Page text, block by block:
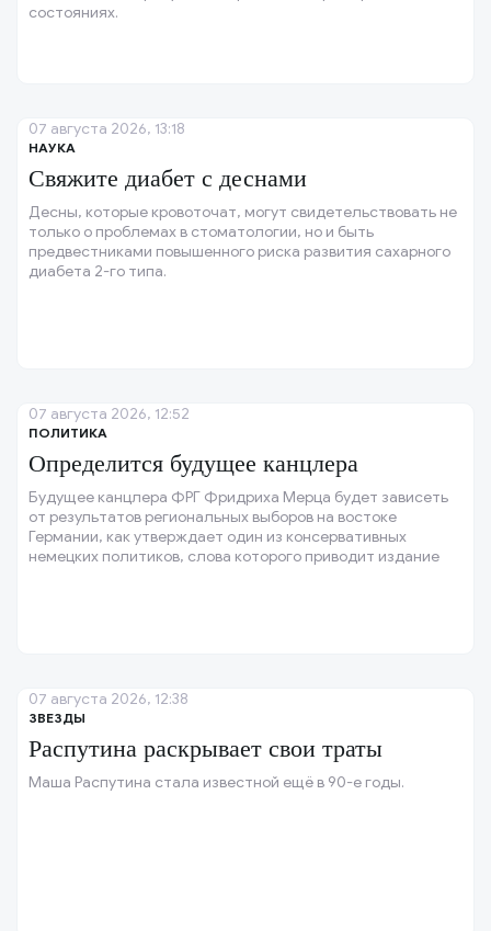
состояниях.
НАУКА
Свяжите диабет с деснами
Десны, которые кровоточат, могут свидетельствовать не
только о проблемах в стоматологии, но и быть
предвестниками повышенного риска развития сахарного
диабета 2-го типа.
07 августа 2026, 13:18
ПОЛИТИКА
Определится будущее канцлера
Будущее канцлера ФРГ Фридриха Мерца будет зависеть
от результатов региональных выборов на востоке
Германии, как утверждает один из консервативных
немецких политиков, слова которого приводит издание
07 августа 2026, 12:52
ЗВЕЗДЫ
Распутина раскрывает свои траты
Маша Распутина стала известной ещё в 90-е годы.
07 августа 2026, 12:38